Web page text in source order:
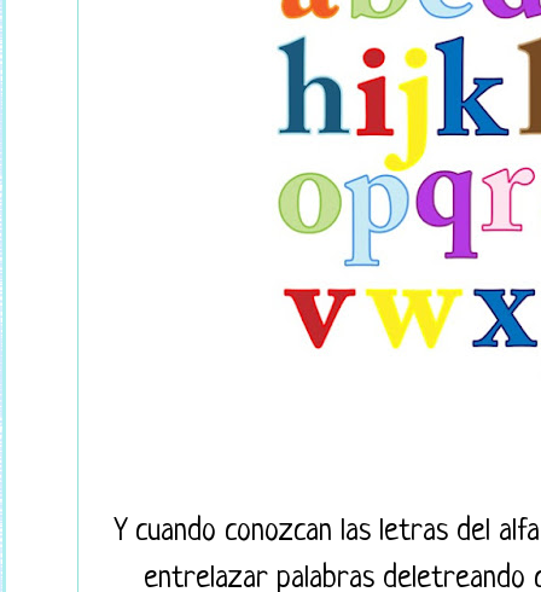
Y cuando conozcan las letras del
entrelazar palabras deletreando